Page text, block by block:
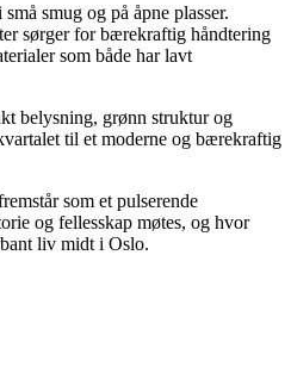
smug og på åpne plasser.
sørger for bærekraftig håndtering
som både har lavt
belysning, grønn struktur og
til et moderne og bærekraftig
som et pulserende
og fellesskap møtes, og hvor
liv midt i Oslo.